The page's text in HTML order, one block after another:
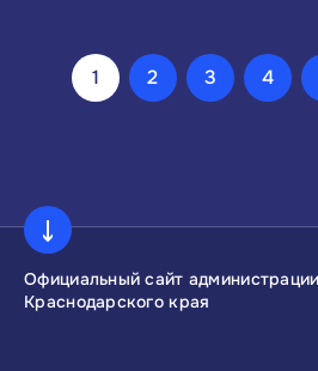
1 2 3 4
Официальный сайт администрации
Краснодарского края